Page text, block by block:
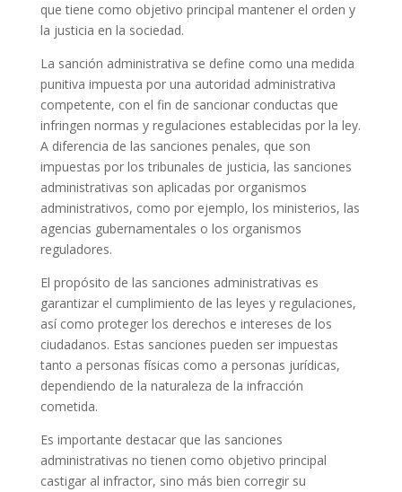
que tiene como objetivo principal mantener el orden y
la justicia en la sociedad.
La sanción administrativa se define como una medida
punitiva impuesta por una autoridad administrativa
competente, con el fin de sancionar conductas que
infringen normas y regulaciones establecidas por la ley.
A diferencia de las sanciones penales, que son
impuestas por los tribunales de justicia, las sanciones
administrativas son aplicadas por organismos
administrativos, como por ejemplo, los ministerios, las
agencias gubernamentales o los organismos
reguladores.
El propósito de las sanciones administrativas es
garantizar el cumplimiento de las leyes y regulaciones,
así como proteger los derechos e intereses de los
ciudadanos. Estas sanciones pueden ser impuestas
tanto a personas físicas como a personas jurídicas,
dependiendo de la naturaleza de la infracción
cometida.
Es importante destacar que las sanciones
administrativas no tienen como objetivo principal
castigar al infractor, sino más bien corregir su